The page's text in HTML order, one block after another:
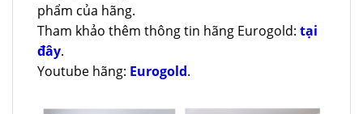
phẩm của hãng.
Tham khảo thêm thông tin hãng Eurogold: tại
đây.
Youtube hãng: Eurogold.